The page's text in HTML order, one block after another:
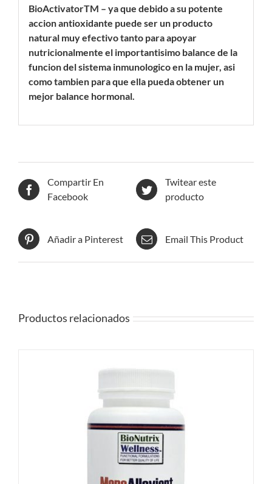
BioActivatorTM – ya que debido a su potente
accion antioxidante puede ser un producto
natural muy efectivo tanto para apoyar
nutricionalmente el importantisimo balance de la
funcion del sistema inmunologico en la mujer, asi
como tambien para que ella pueda obtener un
mejor balance hormonal.
Compartir En
Facebook
Twitear este
producto
Añadir a Pinterest Email This Product
Productos relacionados